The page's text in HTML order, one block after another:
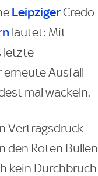
LeipzigerCredo
lautet: Mit
letzte
erneute Ausfall
mal wackeln.
Vertragsdruck
den Roten Bullen
kein Durchbruch